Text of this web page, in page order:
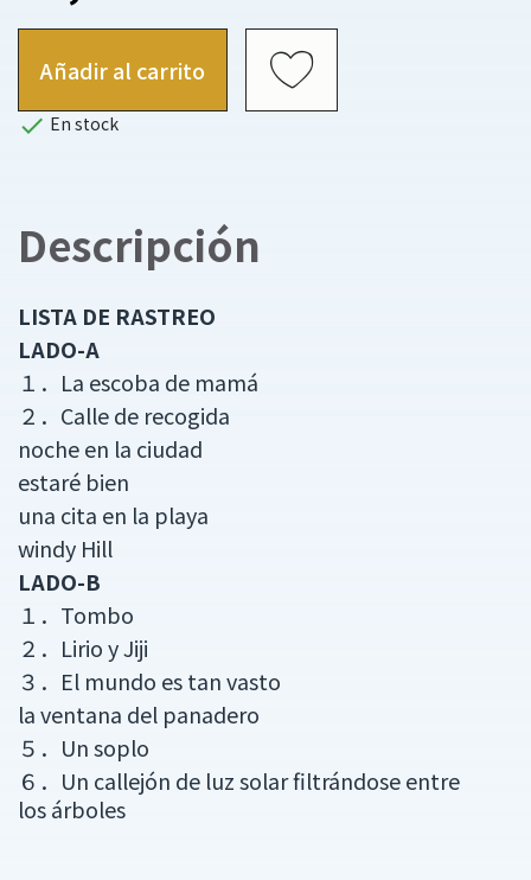
Añadir al carrito
 En stock
Descripción
LISTA DE RASTREO
LADO-A
１．La escoba de mamá
２．Calle de recogida
noche en la ciudad
estaré bien
una cita en la playa
windy Hill
LADO-B
１．Tombo
２．Lirio y Jiji
３．El mundo es tan vasto
la ventana del panadero
５．Un soplo
６．Un callejón de luz solar filtrándose entre
los árboles